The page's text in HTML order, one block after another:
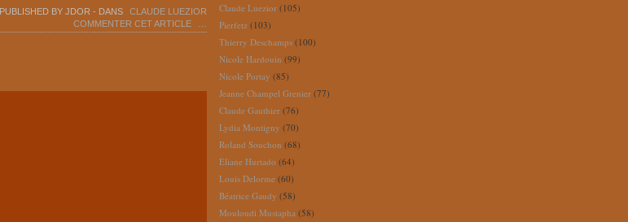
PUBLISHED BY JDOR - DANS
CLAUDE LUEZIOR
COMMENTER CET ARTICLE
…
Claude Luezior (105)
Pierfetz (103)
Thierry Deschamps (100)
Nicole Hardouin (99)
Nicole Portay (85)
Jeanne Champel Grenier (77)
Claude Gauthier (76)
Lydia Montigny (70)
Roland Souchon (68)
Eliane Hurtado (64)
Louis Delorme (60)
Béatrice Gaudy (58)
Mouloudi Mustapha (58)